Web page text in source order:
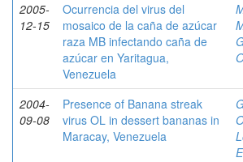
2005-
12-15
Ocurrencia del virus del
mosaico de la caña de azúcar
raza MB infectando caña de
azúcar en Yaritagua,
Venezuela
2004-
09-08
Presence of Banana streak
virus OL in dessert bananas in
Maracay, Venezuela